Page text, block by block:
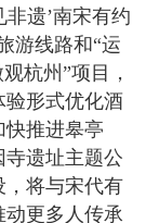
遗’南宋有约
游线路和“运
杭州”项目，
形式优化酒
快推进皋亭
遗址主题公
，将与宋代有
更多人传承